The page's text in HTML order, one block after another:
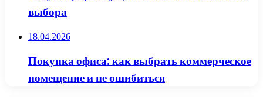
выбора
18.04.2026
Покупка офиса: как выбрать коммерческое
помещение и не ошибиться